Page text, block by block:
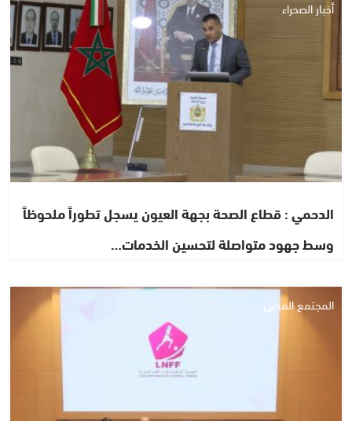
أخبار الصحراء
الدحمي : قطاع الصحة بجهة العيون يسجل تطوراً ملحوظاً
وسط جهود متواصلة لتحسين الخدمات…
المجتمع المدني